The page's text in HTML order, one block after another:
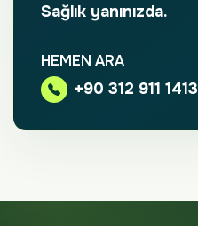
Sağlık yanınızda.
HEMEN ARA
+90 312 911 1413